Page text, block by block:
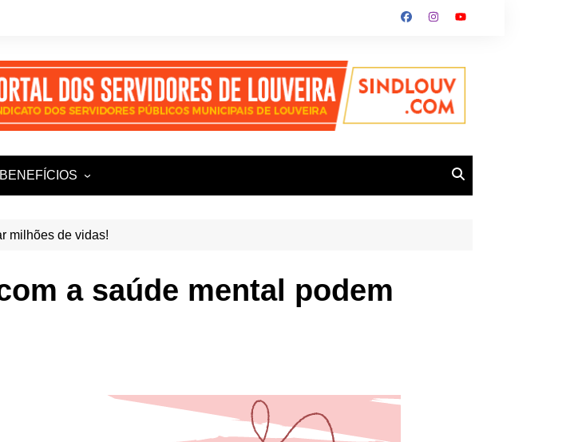
BENEFÍCIOS
Assessoria Jurídica
LOOVI – Seguro de carro
milhões de vidas!
a saúde mental podem